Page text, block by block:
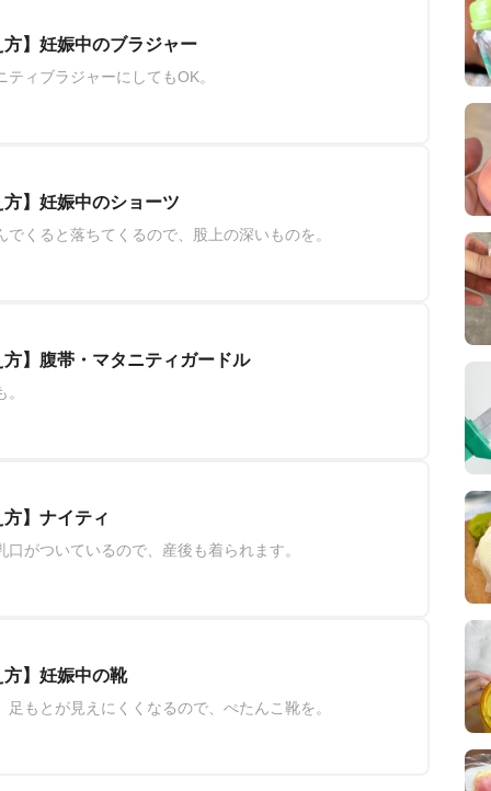
】妊娠中のブラジャー
ィブラジャーにしてもOK。
】妊娠中のショーツ
くると落ちてくるので、股上の深いものを。
】腹帯・マタニティガードル
】ナイティ
がついているので、産後も着られます。
】妊娠中の靴
もとが見えにくくなるので、ぺたんこ靴を。